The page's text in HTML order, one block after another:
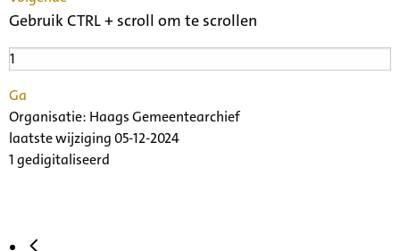
Gebruik CTRL + scroll om te scrollen
Ga
Organisatie: Haags Gemeentearchief
laatste wijziging 05-12-2024
1 gedigitaliseerd